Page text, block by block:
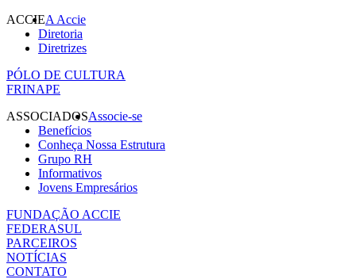
ACCIEA Accie
Diretoria
Diretrizes
PÓLO DE CULTURA
FRINAPE
ASSOCIADOSAssocie-se
Benefícios
Conheça Nossa Estrutura
Grupo RH
Informativos
Jovens Empresários
FUNDAÇÃO ACCIE
FEDERASUL
PARCEIROS
NOTÍCIAS
CONTATO